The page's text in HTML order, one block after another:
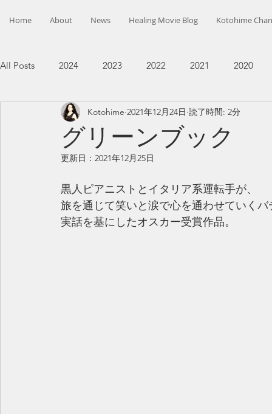
Home About News Healing Movie Blog Kotohime
All Posts 2024 2023 2022 2021 2020
グリーンブック
Kotohime 2021年12月24日 読了時間: 2分
更新日： 2021年12月25日
黒人ピアニストとイタリア系運転手が、
旅を通じて笑いと涙で心を通わせていく
実話を基にしたオスカー受賞作品。